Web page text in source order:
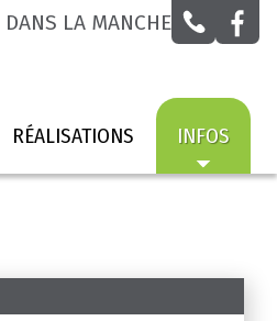
DANS LA MANCHE
RÉALISATIONS INFOS